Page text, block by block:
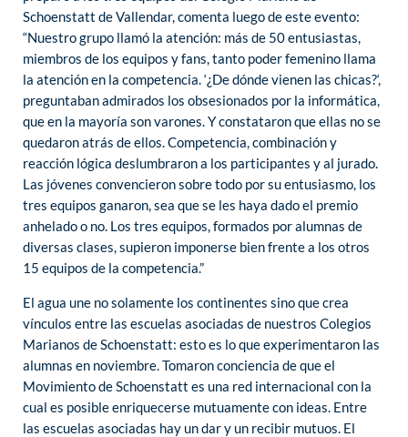
Schoenstatt de Vallendar, comenta luego de este evento:
“Nuestro grupo llamó la atención: más de 50 entusiastas,
miembros de los equipos y fans, tanto poder femenino llama
la atención en la competencia. ‘¿De dónde vienen las chicas?‘,
preguntaban admirados los obsesionados por la informática,
que en la mayoría son varones. Y constataron que ellas no se
quedaron atrás de ellos. Competencia, combinación y
reacción lógica deslumbraron a los participantes y al jurado.
Las jóvenes convencieron sobre todo por su entusiasmo, los
tres equipos ganaron, sea que se les haya dado el premio
anhelado o no. Los tres equipos, formados por alumnas de
diversas clases, supieron imponerse bien frente a los otros
15 equipos de la competencia.”
El agua une no solamente los continentes sino que crea
vínculos entre las escuelas asociadas de nuestros Colegios
Marianos de Schoenstatt: esto es lo que experimentaron las
alumnas en noviembre. Tomaron conciencia de que el
Movimiento de Schoenstatt es una red internacional con la
cual es posible enriquecerse mutuamente con ideas. Entre
las escuelas asociadas hay un dar y un recibir mutuos. El